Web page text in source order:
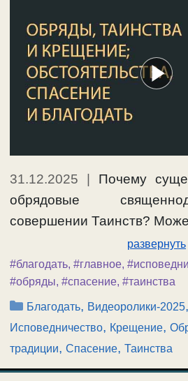
31.12.2025 | Почему
обрядовые
совершении Таинств?
развернуть
#благодать, #главное,
#обряды, #спасение, #таинства
Рубрики
Благодать, Видеоролики-2025,
Исповедничество, Крещение,
традиции, Спасение, Таинства